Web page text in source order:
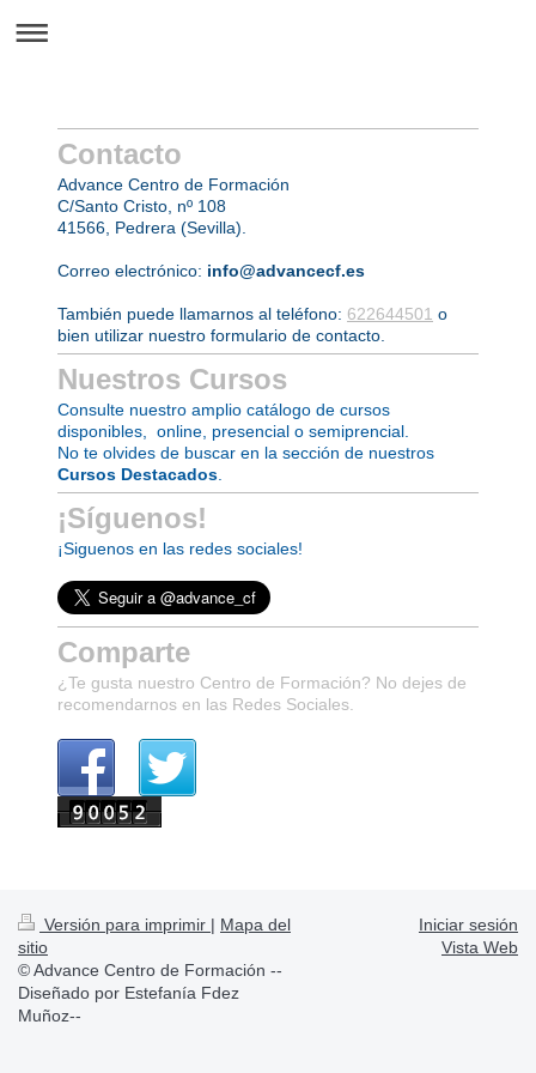
Contacto
Advance Centro de Formación
C/Santo Cristo, nº 108
41566, Pedrera (Sevilla).
Correo electrónico: info@advancecf.es
También puede llamarnos al teléfono: 622644501 o
bien utilizar nuestro formulario de contacto.
Nuestros Cursos
Consulte nuestro amplio catálogo de cursos
disponibles, online, presencial o semiprencial.
No te olvides de buscar en la sección de nuestros
Cursos Destacados
¡Síguenos!
¡Siguenos en las redes sociales!
Comparte
¿Te gusta nuestro Centro de Formación? No dejes de
recomendarnos en las Redes Sociales.
Versión para imprimir | Mapa del
sitio
© Advance Centro de Formación --
Diseñado por Estefanía Fdez
Muñoz--
Iniciar sesión
Vista Web